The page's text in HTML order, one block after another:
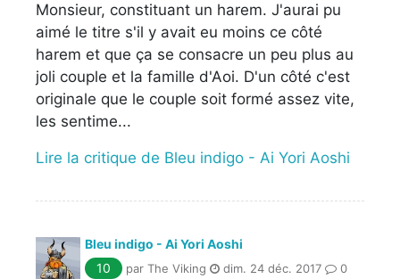
Monsieur, constituant un harem. J'aurai pu
aimé le titre s'il y avait eu moins ce côté
harem et que ça se consacre un peu plus au
joli couple et la famille d'Aoi. D'un côté c'est
originale que le couple soit formé assez vite,
les sentime...
Lire la critique de Bleu indigo - Ai Yori Aoshi
Bleu indigo - Ai Yori Aoshi
10
par The Viking dim. 24 déc. 2017
0